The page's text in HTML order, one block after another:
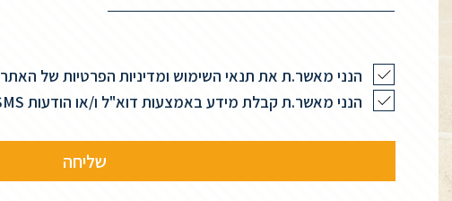
הנני מאשר.ת את תנאי השימוש ומדיניות הפרטיות של האתר
הנני מאשר.ת קבלת מידע באמצעות דוא"ל ו/או הודעות SMS